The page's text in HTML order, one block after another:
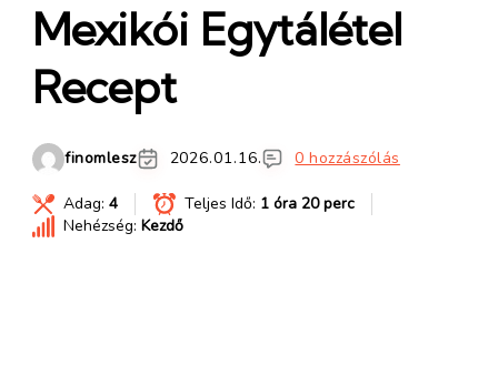
Mexikói Egytálétel
Recept
finomlesz 2026.01.16. 0 hozzászólás
Adag: 4 Teljes Idő: 1 óra 20 perc
Nehézség: Kezdő